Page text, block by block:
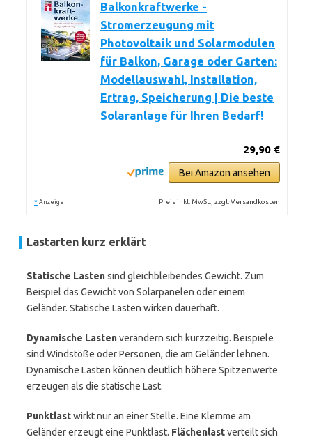
Balkonkraftwerke -
Stromerzeugung mit
Photovoltaik und Solarmodulen
für Balkon, Garage oder Garten:
Modellauswahl, Installation,
Ertrag, Speicherung | Die beste
Solaranlage für Ihren Bedarf!
29,90 €
Bei Amazon ansehen
* Anzeige Preis inkl. MwSt., zzgl. Versandkosten
Lastarten kurz erklärt
Statische Lastensind gleichbleibendes Gewicht. Zum
Beispiel das Gewicht von Solarpanelen oder einem
Geländer. Statische Lasten wirken dauerhaft.
Dynamische Lastenverändern sich kurzzeitig. Beispiele
sind Windstöße oder Personen, die am Geländer lehnen.
Dynamische Lasten können deutlich höhere Spitzenwerte
erzeugen als die statische Last.
Punktlastwirkt nur an einer Stelle. Eine Klemme am
Geländer erzeugt eine Punktlast. Flächenlastverteilt sich